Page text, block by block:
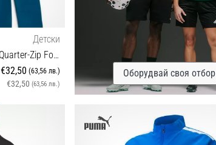
Детски
x NEYMAR JR Creativity Youth Quarter-Zip Football Top
€32,50 (63,56 лв.)
€32,50 (63,56 лв.)
Оборудвай своя отбор